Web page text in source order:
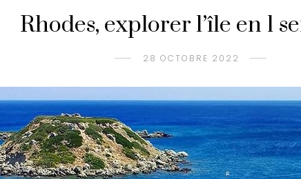
Rhodes, explorer l’île en 1
28 OCTOBRE 2022